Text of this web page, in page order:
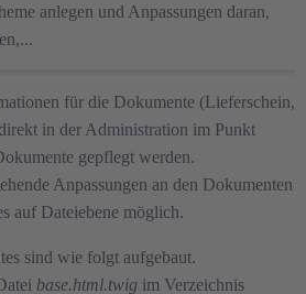
anlegen und Anpassungen daran,
für die Dokumente (Lieferschein,
in der Administration im Punkt
gepflegt werden.
Anpassungen an den Dokumenten
auf Dateiebene möglich.
sind wie folgt aufgebaut.
base.html.twig im Verzeichnis